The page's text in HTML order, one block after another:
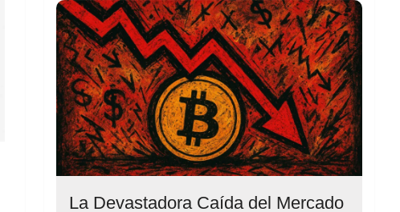
La Devastadora Caída del Mercado